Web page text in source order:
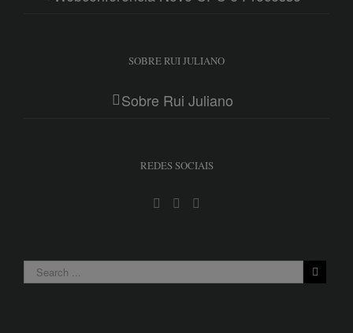
SOBRE RUI JULIANO
Sobre Rui Juliano
REDES SOCIAIS